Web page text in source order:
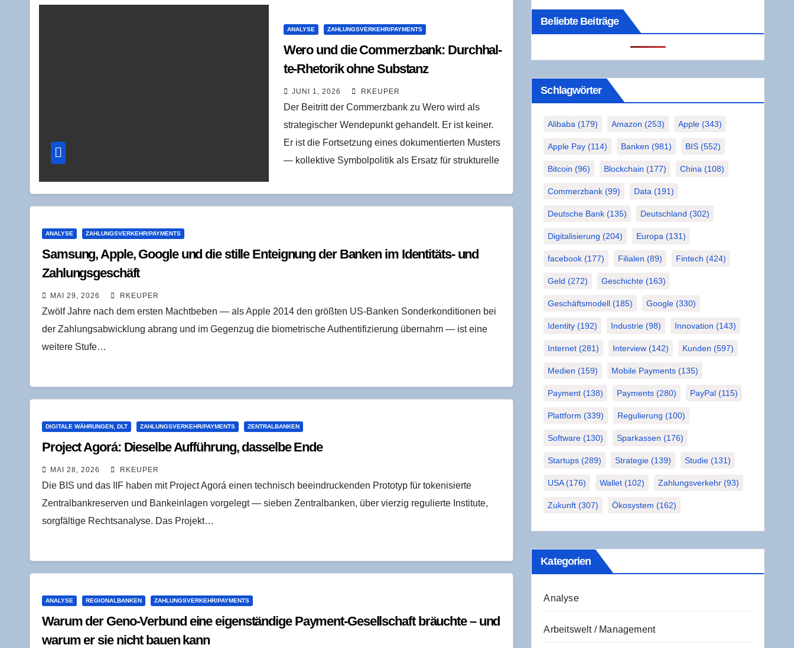
ANALYSE ZAHLUNGSVERKEHR/PAYMENTS
Wero und die Com­merz­bank: Durch­hal­
te-Rhe­to­rik ohne Substanz
JUNI 1, 2026 RKEUPER
Der Beitritt der Commerzbank zu Wero wird als
strategischer Wendepunkt gehandelt. Er ist keiner.
Er ist die Fortsetzung eines dokumentierten Musters
— kollektive Symbolpolitik als Ersatz für strukturelle
ANALYSE ZAHLUNGSVERKEHR/PAYMENTS
Sam­sung, Apple, Goog­le und die stil­le Ent­eig­nung der Ban­ken im Iden­ti­täts- und
Zahlungsgeschäft
MAI 29, 2026 RKEUPER
Zwölf Jahre nach dem ersten Machtbeben — als Apple 2014 den größten US-Banken Sonderkonditionen bei
der Zahlungsabwicklung abrang und im Gegenzug die biometrische Authentifizierung übernahm — ist eine
weitere Stufe…
DIGITALE WÄHRUNGEN, DLT ZAHLUNGSVERKEHR/PAYMENTS ZENTRALBANKEN
Pro­ject Ago­rá: Die­sel­be Auf­füh­rung, das­sel­be Ende
MAI 28, 2026 RKEUPER
Die BIS und das IIF haben mit Project Agorá einen technisch beeindruckenden Prototyp für tokenisierte
Zentralbankreserven und Bankeinlagen vorgelegt — sieben Zentralbanken, über vierzig regulierte Institute,
sorgfältige Rechtsanalyse. Das Projekt…
ANALYSE REGIONALBANKEN ZAHLUNGSVERKEHR/PAYMENTS
War­um der Geno-Ver­bund eine eigen­stän­di­ge Pay­ment-Gesell­schaft bräuch­te – und
war­um er sie nicht bau­en kann
Beliebte Beiträge
Schlag­wör­ter
Alibaba (179) Amazon (253) Apple (343)
Apple Pay (114) Banken (981) BIS (552)
Bitcoin (96) Blockchain (177) China (108)
Commerzbank (99) Data (191)
Deutsche Bank (135) Deutschland (302)
Digitalisierung (204) Europa (131)
facebook (177) Filialen (89) Fintech (424)
Geld (272) Geschichte (163)
Geschäftsmodell (185) Google (330)
Identity (192) Industrie (98) Innovation (143)
Internet (281) Interview (142) Kunden (597)
Medien (159) Mobile Payments (135)
Payment (138) Payments (280) PayPal (115)
Plattform (339) Regulierung (100)
Software (130) Sparkassen (176)
Startups (289) Strategie (139) Studie (131)
USA(176) Wallet (102) Zahlungsverkehr (93)
Zukunft (307) Ökosystem (162)
Kate­go­rien
Analyse
Arbeitswelt / Management